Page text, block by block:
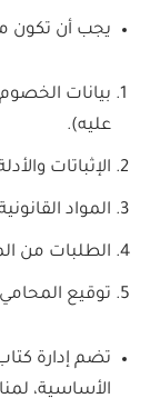
يجب أن تكون
بيانات
عليه).
الإثباتات
المواد
الطلبات من
توقيع
تضم إدارة
الأساسية،